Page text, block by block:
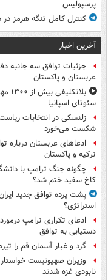
پرسپولیس
کنترل کامل تنگه هرمز در
آخرین اخبار
جزئیات توافق سه جانبه
عربستان و پاکستان
سئوتای اسپانیا
زلنسکی در انتخابات
شکست می‌خورد
ادعاهای عربستان درباره
ترکیه و پاکستان
چگونه جنگ ترامپ با
کاخ سفید ختم شد؟
پشت پرده توافق جدید
استراتژی؟
ادعای تکراری ترامپ
دستیابی به توافق
گرد و غبار آسمان قم را
وزیران صهیونیست
نابودی غزه شدند